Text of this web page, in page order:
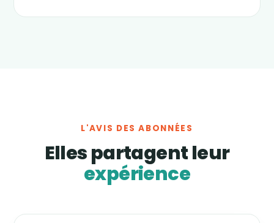
L'AVIS DES ABONNÉES
Elles partagent leur
expérience